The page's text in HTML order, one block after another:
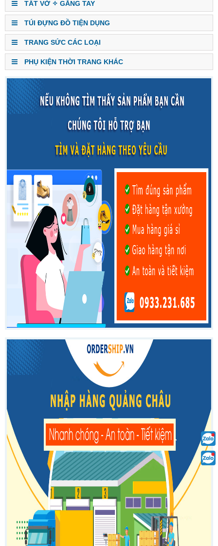
TẤT VỚ ✧ GĂNG TAY
TÚI ĐỰNG ĐỒ TIỆN DỤNG
TRANG SỨC CÁC LOẠI
PHỤ KIỆN THỜI TRANG KHÁC